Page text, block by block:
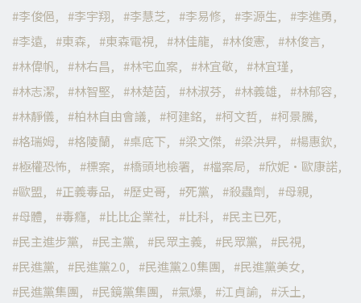
李俊俋
李宇翔 李慧芝 李易修 李源生
李進勇
李遠
東森 東森電視 林佳龍 林俊憲
林俊言
林偉帆
林右昌 林宅血案 林宜敬
林宜瑾
林志潔
林智堅 林楚茵 林淑芬 林義雄
林郁容
林靜儀
柏林自由會議 柯建銘 柯文哲
柯景騰
格瑞姆
格陵蘭 桌底下 梁文傑 梁洪昇
楊惠欽
極權恐怖
標案 橋頭地檢署 檔案局
欣妮·歐康諾
歐盟
正義毒品 歷史哥 死黨 殺蟲劑
母親
母體
毒癮 比比企業社 比科
民主已死
民主進步黨
民主黨 民眾主義 民眾黨
民視
民進黨
民進黨2.0 民進黨2.0集團
民進黨美女
民進黨集團
民鏡黨集團 氣爆 江貞諭
沃土